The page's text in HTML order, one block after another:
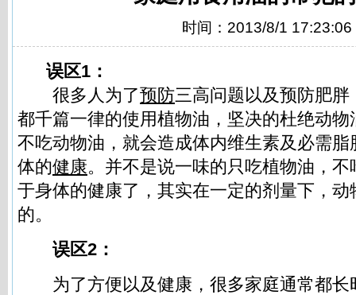
时间：2013/8/1 17:23:06
误区1：
很多人为了预防三高问题以及预防肥
都千篇一律的使用植物油，坚决的杜绝动
不吃动物油，就会造成体内维生素及必需
体的健康。并不是说一味的只吃植物油，
于身体的健康了，其实在一定的剂量下，
的。
误区2：
为了方便以及健康，很多家庭通常都长